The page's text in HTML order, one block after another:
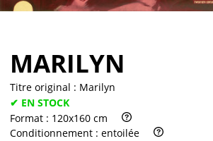
MARILYN
Titre original : Marilyn
✔ EN STOCK
Format : 120x160 cm
Conditionnement : entoilée